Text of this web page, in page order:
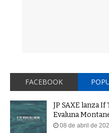
FACEBOOK
JP SAXE lanza
Evaluna
08 de abril de